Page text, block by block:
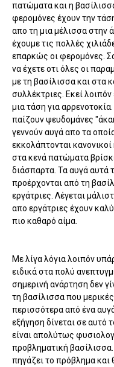
πατώματα και η
φερομόνες έχουν την
απο τη μια μέλισσα
έχουμε τις πολλές
επαρκώς οι φερομόνες.
να έχετε οτι όλες οι
με τη βασίλισσα και στα
συλλέκτριες. Εκεί
μια τάση για
παίζουν ψευδομάνες
γεννούν αυγά απο τα
εκκολάπτονται
στα κενά πατώματα
διάσπαρτα. Τα αυγά αυτά
προέρχονται από τη
εργάτριες. Λέγεται
απο εργάτριες έχουν
πιο καθαρό αίμα.
Με λίγα λόγια λοιπόν
ειδικά στα πολύ
σημερινή ανάρτηση δεν
τη βασίλισσα που
περισσότερα από ένα
εξήγηση δίνεται σε αυτό
είναι απολύτως
προβληματική
πηγάζει το πρόβλημα